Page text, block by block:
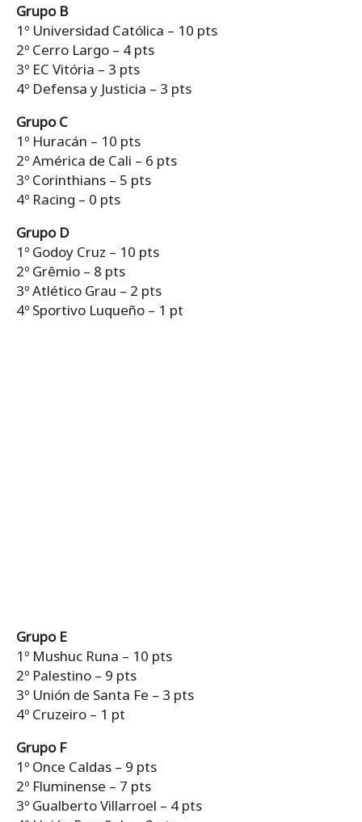
Grupo B
1º Universidad Católica – 10 pts
2º Cerro Largo – 4 pts
3º EC Vitória – 3 pts
4º Defensa y Justicia – 3 pts
Grupo C
1º Huracán – 10 pts
2º América de Cali – 6 pts
3º Corinthians – 5 pts
4º Racing – 0 pts
Grupo D
1º Godoy Cruz – 10 pts
2º Grêmio – 8 pts
3º Atlético Grau – 2 pts
4º Sportivo Luqueño – 1 pt
Grupo E
1º Mushuc Runa – 10 pts
2º Palestino – 9 pts
3º Unión de Santa Fe – 3 pts
4º Cruzeiro – 1 pt
Grupo F
1º Once Caldas – 9 pts
2º Fluminense – 7 pts
3º Gualberto Villarroel – 4 pts